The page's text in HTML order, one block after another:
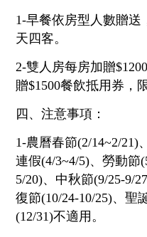
統編
1-早餐依房型人數贈
天四客。
2-雙人房每房加贈
贈$1500餐飲抵用券，
四、注意事項：
1-農曆春節(2/14~2/21)
連假(4/3~4/5)、勞動節
5/20)、中秋節(9/25-9/
復節(10/24-10/25)、聖
(12/31)不適用。